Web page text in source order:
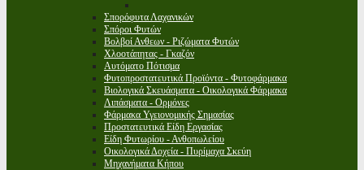
Σπορόφυτα Λαχανικών
Σπόροι Φυτών
Βολβοί Ανθεων - Ριζώματα Φυτών
Χλοοτάπητας - Γκαζόν
Αυτόματο Πότισμα
Φυτοπροστατευτικά Προϊόντα - Φυτοφάρμακα
Βιολογικά Σκευάσματα - Οικολογικά Φάρμακα
Λιπάσματα - Ορμόνες
Φάρμακα Υγειονομικής Σημασίας
Προστατευτικά Είδη Εργασίας
Είδη Φυτωρίου - Ανθοπωλείου
Οικολογικά Δοχεία - Πυρίμαχα Σκεύη
Μηχανήματα Κήπου